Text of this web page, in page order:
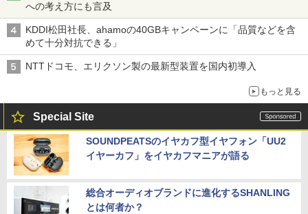
への考え方にも言及
KDDI松田社長、ahamoの40GBキャンペーンに「品質などを含
めて十分対抗できる」
NTTドコモ、エリクソン製の最新型装置を国内初導入
もっと見る
Special Site
SOUNDPEATSのイヤカフ型イヤフォン「UU2
イヤーカフ」をイヤカフマニアが語る
総合オーディオブランドに進化するSHANLING
とは何者か？